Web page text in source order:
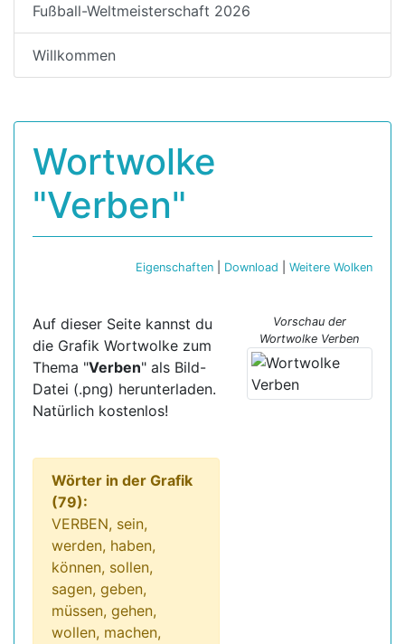
Fußball-Weltmeisterschaft 2026
Willkommen
Wortwolke
"Verben"
Eigenschaften Download Weitere Wolken
Auf dieser Seite kannst du
die Grafik Wortwolke zum
Thema "Verben" als Bild-
Datei (.png) herunterladen.
Natürlich kostenlos!
Wörter in der Grafik
(79):
VERBEN, sein,
werden, haben,
können, sollen,
sagen, geben,
müssen, gehen,
wollen, machen,
Vorschau der
Wortwolke Verben